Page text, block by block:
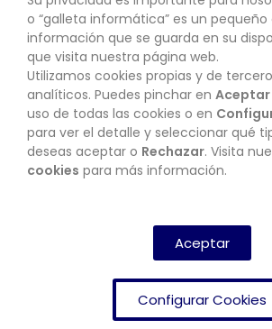
CONTACTO
BOLETÍN
o “galleta informática” es un pequeño
información que se guarda en su
que visita nuestra página web.
Utilizamos cookies propias y de
analíticos. Puedes pinchar en Aceptar
uso de todas las cookies o en
para ver el detalle y seleccionar qué
deseas aceptar o Rechazar. Visita
cookies para más información.
Aceptar
Configurar Cookies